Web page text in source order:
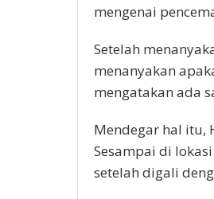
mengenai
Setelah
menanyakan
mengatakan ada
Mendegar hal itu,
Sesampai di
setelah digali